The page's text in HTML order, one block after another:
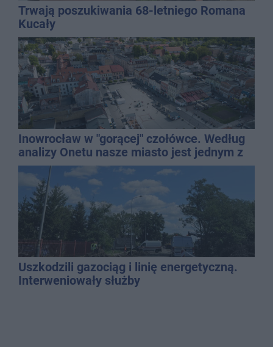
Trwają poszukiwania 68-letniego Romana
Kucały
Inowrocław w "gorącej" czołówce. Według
analizy Onetu nasze miasto jest jednym z
najbardziej narażonych na upały
Uszkodzili gazociąg i linię energetyczną.
Interweniowały służby